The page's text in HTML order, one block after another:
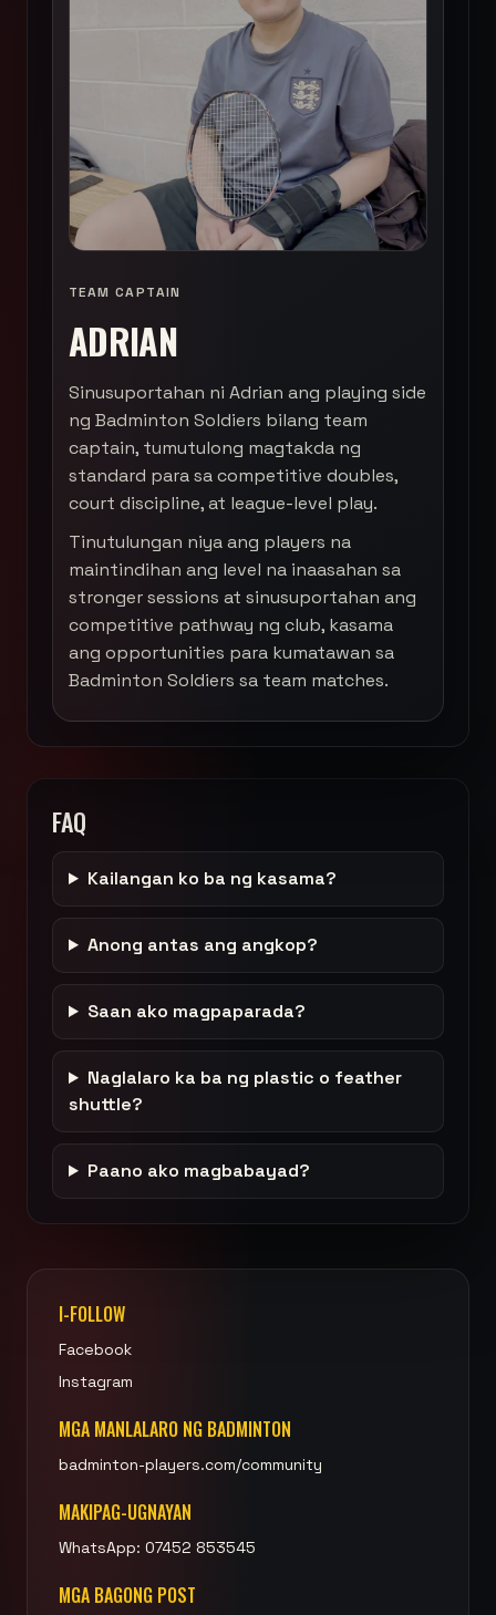
TEAM CAPTAIN
ADRIAN
Sinusuportahan ni Adrian ang playing side
ng Badminton Soldiers bilang team
captain, tumutulong magtakda ng
standard para sa competitive doubles,
court discipline, at league-level play.
Tinutulungan niya ang players na
maintindihan ang level na inaasahan sa
stronger sessions at sinusuportahan ang
competitive pathway ng club, kasama
ang opportunities para kumatawan sa
Badminton Soldiers sa team matches.
FAQ
Kailangan ko ba ng kasama?
Anong antas ang angkop?
Saan ako magpaparada?
Naglalaro ka ba ng plastic o feather
shuttle?
Paano ako magbabayad?
I-FOLLOW
Facebook
Instagram
MGA MANLALARO NG BADMINTON
badminton-players.com/community
MAKIPAG-UGNAYAN
WhatsApp: 07452 853545
MGA BAGONG POST